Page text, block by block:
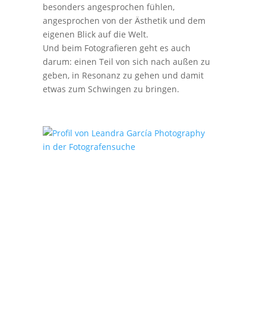
besonders angesprochen fühlen,
angesprochen von der Ästhetik und dem
eigenen Blick auf die Welt.
Und beim Fotografieren geht es auch
darum: einen Teil von sich nach außen zu
geben, in Resonanz zu gehen und damit
etwas zum Schwingen zu bringen.